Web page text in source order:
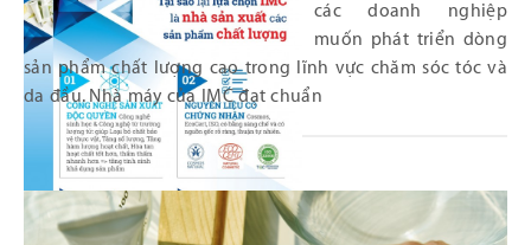
các doanh nghiệp
muốn phát triển dòng
sản phẩm chất lượng cao trong lĩnh vực chăm sóc tóc và
da đầu. Nhà máy của IMC đạt chuẩn